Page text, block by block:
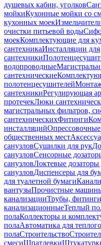
душевых кабин, уголков
мойкиКухонные мойки со
кухонных моек
очистки питьевой воды
моекКомплектующие для
сантехникаИнсталляции для
сантехники
водопроводные
сантехнические
полотенцесушителей
сантехникиРегулирующая
протечекЛюки
магистральных фильтров,
сантехническихФитинги
инсталляций
общественных мест
санузловСушилки для рук
санузловСенсорные
санузловЛоктевые
санузловДиспенсеры для
для туалетной бумаги
вантузыПрочистные
канализацииТрубы,
канализационныеТеплый
полаКоллекторы и
полаАвтоматика для теплого
полаСтроительство
смесиШпатлевки